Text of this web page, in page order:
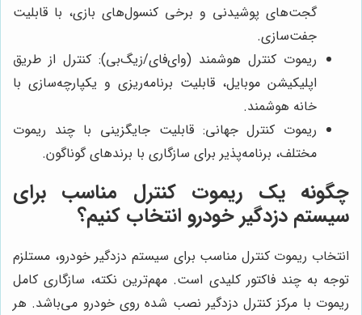
گجت‌های پوشیدنی و برخی کنسول‌های بازی، با قابلیت
جفت‌سازی.
ریموت کنترل هوشمند (وای‌فای/زیگ‌بی): کنترل از طریق
اپلیکیشن موبایل، قابلیت برنامه‌ریزی و یکپارچه‌سازی با
خانه هوشمند.
ریموت کنترل جهانی: قابلیت جایگزینی با چند ریموت
مختلف، برنامه‌پذیر برای سازگاری با برندهای گوناگون.
چگونه یک ریموت کنترل مناسب برای
سیستم دزدگیر خودرو انتخاب کنیم؟
انتخاب ریموت کنترل مناسب برای سیستم دزدگیر خودرو، مستلزم
توجه به چند فاکتور کلیدی است. مهم‌ترین نکته، سازگاری کامل
ریموت با مرکز کنترل دزدگیر نصب شده روی خودرو می‌باشد. هر